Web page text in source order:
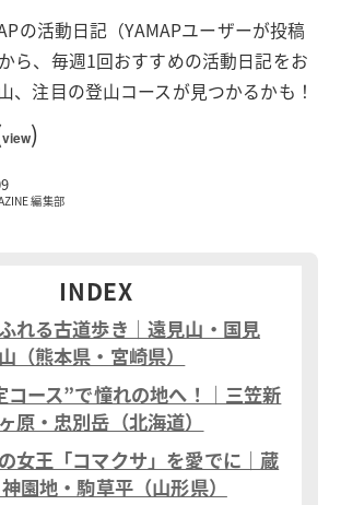
の活動日記（YAMAPユーザーが投稿
ら、毎週1回おすすめの活動日記をお
、注目の登山コースが見つかるかも！
view)
編集部
INDEX
れる古道歩き｜遠見山・国見
（熊本県・宮崎県）
コース”で憧れの地へ！｜三笠新
原・忠別岳（北海道）
女王「コマクサ」を愛でに｜蔵
園地・駒草平（山形県）